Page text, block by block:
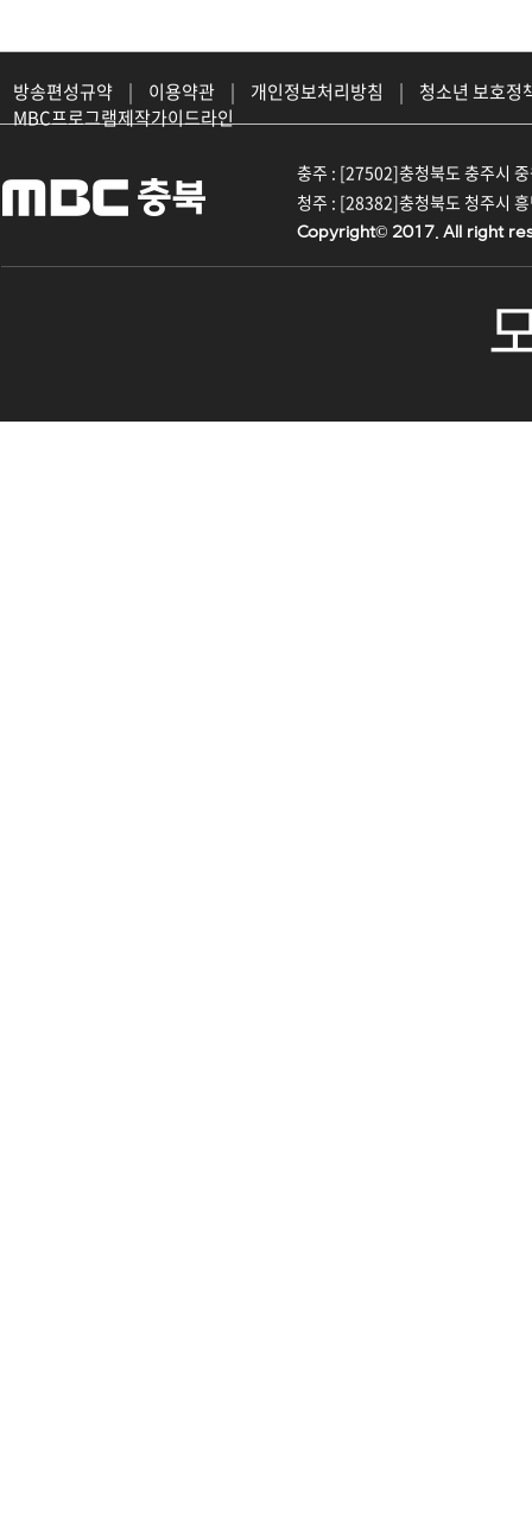
방송편성규약 | 이용약관 | 개인정보처리방침 |
청소년 보호정
MBC프로그램제작가이드라인
충주 : [27502]충청북도 충주시
청주 : [28382]충청북도 청주시
Copyright© 2017. All right